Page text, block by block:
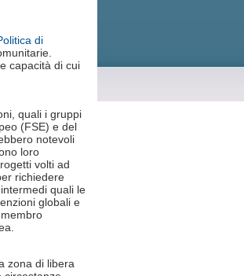
di
capacità di cui
quali i gruppi
(FSE) e del
notevoli
loro
volti ad
richiedere
quali le
globali e
zona di libera